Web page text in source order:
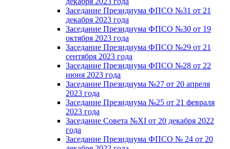
Заседание Президиума ФПСО №31 от 21
декабря 2023 года
Заседание Президиума ФПСО №30 от 19
октября 2023 года
Заседание Президиума ФПСО №29 от 21
сентября 2023 года
Заседание Президиума ФПСО №28 от 22
июня 2023 года
Заседание Президиума №27 от 20 апреля
2023 года
Заседание Президиума №25 от 21 февраля
2023 года
Заседание Совета №XI от 20 декабря 2022
года
Заседание Президиума ФПСО № 24 от 20